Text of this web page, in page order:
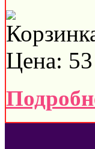
Цена: 53